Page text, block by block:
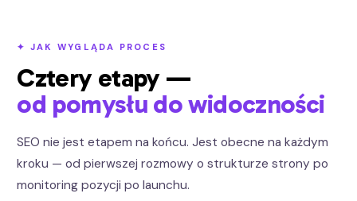
✦ JAK WYGLĄDA PROCES
Cztery etapy —
od pomysłu do widoczności
SEO nie jest etapem na końcu. Jest obecne na każdym
kroku — od pierwszej rozmowy o strukturze strony po
monitoring pozycji po launchu.